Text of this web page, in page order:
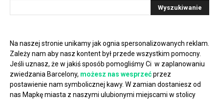
Na naszej stronie unikamy jak ognia spersonalizowanych reklam.
Zależy nam aby nasz kontent był przede wszystkim pomocny.
Jeśli uznasz, że w jakiś sposób pomogliśmy Ci w zaplanowaniu
zwiedzania Barcelony, możesz nas wesprzećprzez
postawienie nam symbolicznej kawy. W zamian dostaniesz od
nas Mapkę miasta z naszymi ulubionymi miejscami w stolicy